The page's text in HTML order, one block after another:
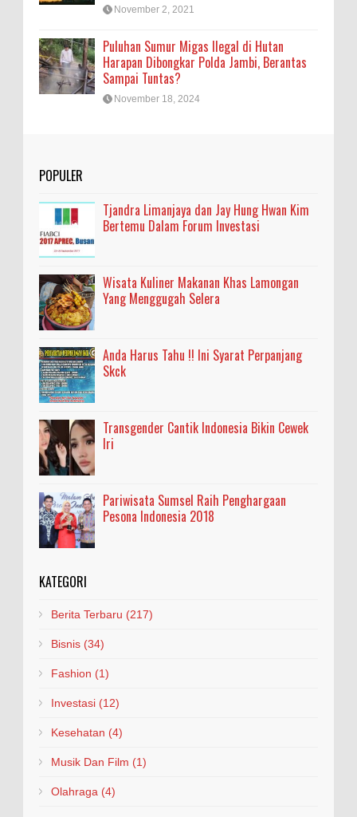
November 2, 2021
Puluhan Sumur Migas Ilegal di Hutan
Harapan Dibongkar Polda Jambi, Berantas
Sampai Tuntas?
November 18, 2024
POPULER
Tjandra Limanjaya dan Jay Hung Hwan Kim
Bertemu Dalam Forum Investasi
Wisata Kuliner Makanan Khas Lamongan
Yang Menggugah Selera
Anda Harus Tahu !! Ini Syarat Perpanjang
Skck
Transgender Cantik Indonesia Bikin Cewek
Iri
Pariwisata Sumsel Raih Penghargaan
Pesona Indonesia 2018
KATEGORI
Berita Terbaru (217)
Bisnis (34)
Fashion (1)
Investasi (12)
Kesehatan (4)
Musik Dan Film (1)
Olahraga (4)